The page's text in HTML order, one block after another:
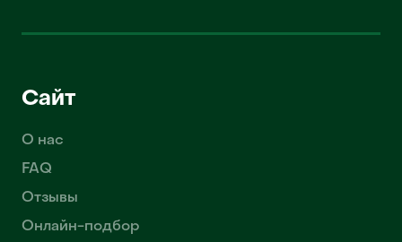
Сайт
О нас
FAQ
Отзывы
Онлайн-подбор